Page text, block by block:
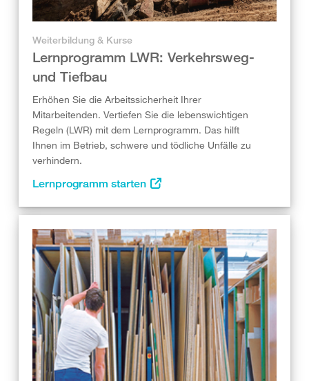
Weiterbildung & Kurse
Lernprogramm LWR: Verkehrsweg-
und Tiefbau
Erhöhen Sie die Arbeitssicherheit Ihrer
Mitarbeitenden. Vertiefen Sie die lebenswichtigen
Regeln (LWR) mit dem Lernprogramm. Das hilft
Ihnen im Betrieb, schwere und tödliche Unfälle zu
verhindern.
Lernprogramm starten